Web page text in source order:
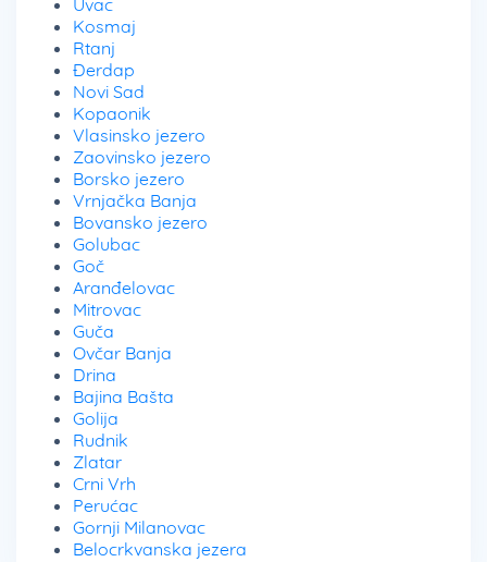
Uvac
Kosmaj
Rtanj
Đerdap
Novi Sad
Kopaonik
Vlasinsko jezero
Zaovinsko jezero
Borsko jezero
Vrnjačka Banja
Bovansko jezero
Golubac
Goč
Aranđelovac
Mitrovac
Guča
Ovčar Banja
Drina
Bajina Bašta
Golija
Rudnik
Zlatar
Crni Vrh
Perućac
Gornji Milanovac
Belocrkvanska jezera